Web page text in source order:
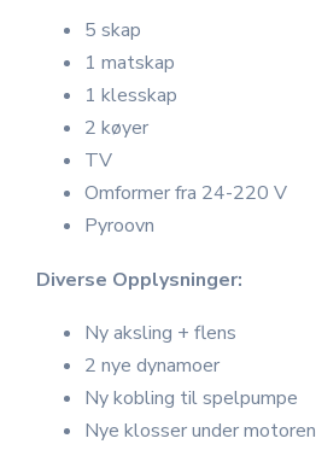
5 skap
1 matskap
1 klesskap
2 køyer
TV
Omformer fra 24-220 V
Pyroovn
Diverse Opplysninger:
Ny aksling + flens
2 nye dynamoer
Ny kobling til spelpumpe
Nye klosser under motoren